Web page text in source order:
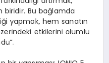
biridir. Bu bağlamda
yapmak, hem sanatın
etkilerini olumlu